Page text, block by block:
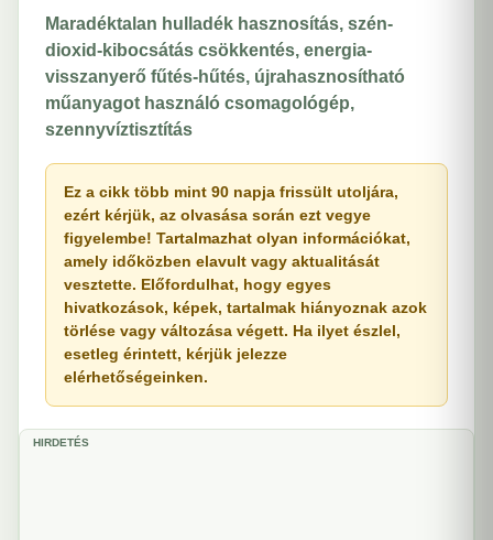
Maradéktalan hulladék hasznosítás, szén-
dioxid-kibocsátás csökkentés, energia-
visszanyerő fűtés-hűtés, újrahasznosítható
műanyagot használó csomagológép,
szennyvíztisztítás
Ez a cikk több mint 90 napja frissült utoljára,
ezért kérjük, az olvasása során ezt vegye
figyelembe! Tartalmazhat olyan információkat,
amely időközben elavult vagy aktualitását
vesztette. Előfordulhat, hogy egyes
hivatkozások, képek, tartalmak hiányoznak azok
törlése vagy változása végett. Ha ilyet észlel,
esetleg érintett, kérjük jelezze
elérhetőségeinken.
HIRDETÉS